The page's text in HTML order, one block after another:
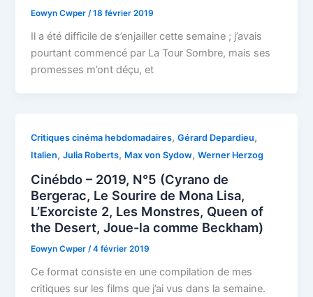
Eowyn Cwper/18 février 2019
Il a été difficile de s’enjailler cette semaine ; j’avais
pourtant commencé par La Tour Sombre, mais ses
promesses m’ont déçu, et
Critiques cinéma hebdomadaires,Gérard Depardieu,
Italien,Julia Roberts, Max von Sydow,Werner Herzog
Cinébdo – 2019, N°5 (Cyrano de
Bergerac, Le Sourire de Mona Lisa,
L’Exorciste 2, Les Monstres, Queen of
the Desert, Joue-la comme Beckham)
Eowyn Cwper/4 février 2019
Ce format consiste en une compilation de mes
critiques sur les films que j’ai vus dans la semaine.